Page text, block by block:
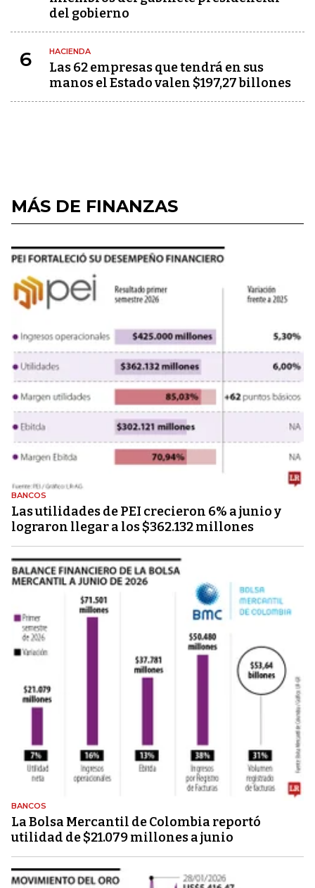
del gobierno
6 HACIENDA
Las 62 empresas que tendrá en sus
manos el Estado valen $197,27 billones
MÁS DE FINANZAS
BANCOS
Las utilidades de PEI crecieron 6% a junio y
lograron llegar a los $362.132 millones
BANCOS
La Bolsa Mercantil de Colombia reportó
utilidad de $21.079 millones a junio